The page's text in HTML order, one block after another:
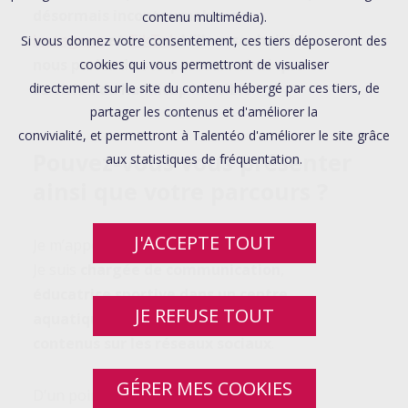
désormais incontournable sur
InstagrametTikTok! Elle a souhaité
nous parler de son parcours ainsi que
sa vision du handicap invisible !
Pouvez-vous vous présenter
Je m’appelle Marie-Charlotte. J’ai 26 ans.
chargée de communication,
éducatrice sportive dans un centre
à mi-temps etcréatrice de
contenus sur les réseaux sociaux.
D’un point de vue scolaire et
contenu multimédia).
Si vous donnez votre consentement, ces tiers déposeront des
cookies qui vous permettront de visualiser
directement sur le site du contenu hébergé par ces tiers, de
partager les contenus et d'améliorer la
convivialité, et permettront à Talentéo d'améliorer le site grâce
aux statistiques de fréquentation.
J'ACCEPTE TOUT
JE REFUSE TOUT
GÉRER MES COOKIES